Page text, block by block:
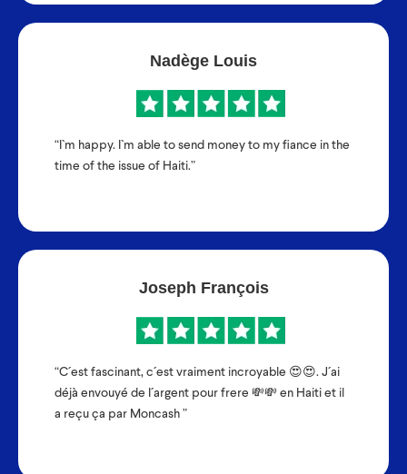
Nadège Louis
“I`m happy. I`m able to send money to my fiance in the
time of the issue of Haiti.”
Joseph François
“C´est fascinant, c´est vraiment incroyable 😍😍. J´ai
déjà envouyé de I´argent pour frere 💸💸 en Haiti et il
a reçu ça par Moncash ”